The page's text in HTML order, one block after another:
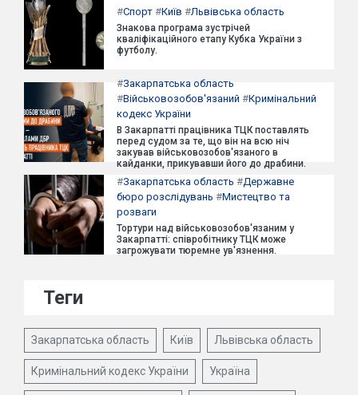
#Спорт #Київ #Львівська область
Знакова програма зустрічей
кваліфікаційного етапу Кубка України з
футболу.
#Закарпатська область
#Військовозобов'язаний #Кримінальний
кодекс України
В Закарпатті працівника ТЦК поставлять
перед судом за те, що він на всю ніч
закував військовозобов'язаного в
кайданки, прикувавши його до драбини.
#Закарпатська область #Державне
бюро розслідувань #Мистецтво та
розваги
Тортури над військовозобов'язаним у
Закарпатті: співробітнику ТЦК може
загрожувати тюремне ув'язнення.
Теги
Закарпатська область Київ Львівська область
Кримінальний кодекс України Україна